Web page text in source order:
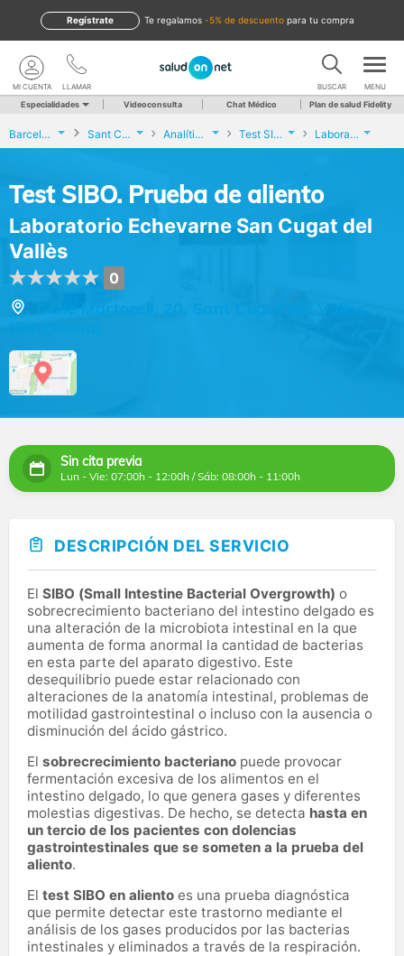
te regalamos -5% de descuento para tu compra
Regístrate
LLAMAR
MI CUENTA BUSCAR MENU
Especialidades Videoconsulta Chat Médico Plan de salud Fidelity
Barcelona Sant Cugat del Vallès Analíticas y Genética Test SIBO. Prueba de aliento Laboratorio Echevarne San Cugat del Vallès
Test SIBO. Prueba de aliento
Laboratorio Echevarne San Cugat del
Vallès
0
Sin cita previa
Lun - Vie: 07:00h - 12:00h / Sáb: 08:00h - 11:00h
DESCRIPCIÓN DEL SERVICIO
El SIBO (Small Intestine Bacterial Overgrowth) o
sobrecrecimiento bacteriano del intestino delgado es
una alteración de la microbiota intestinal en la que
aumenta de forma anormal la cantidad de bacterias
en esta parte del aparato digestivo. Este
desequilibrio puede estar relacionado con
alteraciones de la anatomía intestinal, problemas de
motilidad gastrointestinal o incluso con la ausencia o
disminución del ácido gástrico.
El sobrecrecimiento bacteriano puede provocar
fermentación excesiva de los alimentos en el
intestino delgado, lo que genera gases y diferentes
molestias digestivas. De hecho, se detecta hasta en
un tercio de los pacientes con dolencias
gastrointestinales que se someten a la prueba del
aliento.
El test SIBO en aliento es una prueba diagnóstica
que permite detectar este trastorno mediante el
análisis de los gases producidos por las bacterias
intestinales y eliminados a través de la respiración.